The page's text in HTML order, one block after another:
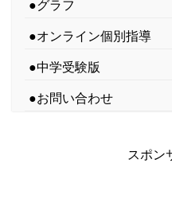
●グラフ
●オンライン個別指導
●中学受験版
●お問い合わせ
スポン